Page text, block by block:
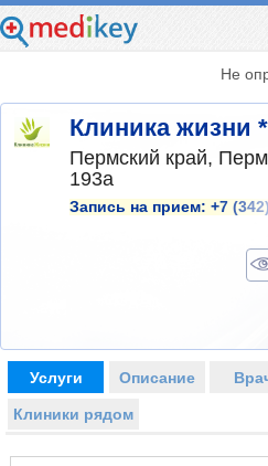
Не
Клиника жизни *
Пермский край,
193а
Запись на прием: +7
Услуги Описание
Клиники рядом